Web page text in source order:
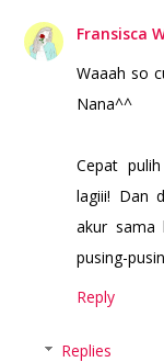
Fransisca
Waaah so
Nana^^
Cepat
lagiii! Dan
akur sama
pusing-
Reply
Replies